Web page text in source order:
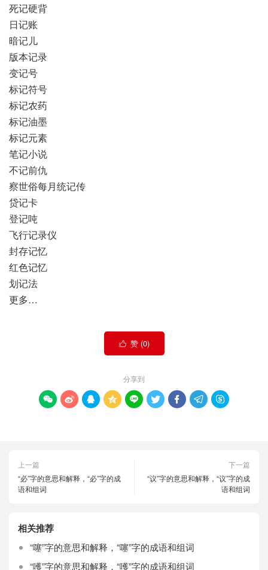
死记硬背
日记账
暗记儿
版本记录
变记号
标记符号
标记农药
标记油墨
标记元素
笔记小说
不记前仇
察世俗每月统记传
贷记卡
登记吨
飞行记录仪
封存记忆
红色记忆
划记法
更多…
 赞 (0)
分享到
        
上一篇
“必”字的意思和解释，“必”字的成
语和组词
下一篇
“议”字的意思和解释，“议”字的成
语和组词
相关推荐
“噻”字的意思和解释，“噻”字的成语和组词
“嚄”字的意思和解释，“嚄”字的成语和组词